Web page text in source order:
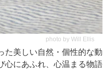
photo by Will Ellis
た美しい自然・個性的な動
心にあふれ、心温まる物語